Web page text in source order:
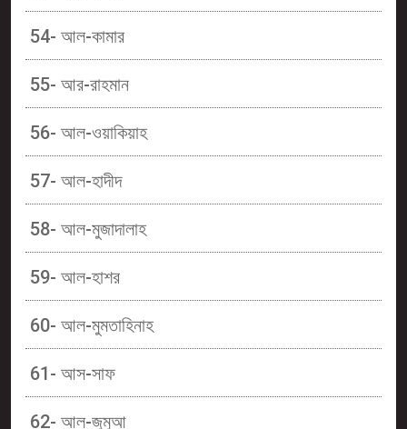
54- আল-কামার
55- আর-রাহমান
56- আল-ওয়াকিয়াহ
57- আল-হাদীদ
58- আল-মুজাদালাহ
59- আল-হাশর
60- আল-মুমতাহিনাহ
61- আস-সাফ
62- আল-জুমুআ